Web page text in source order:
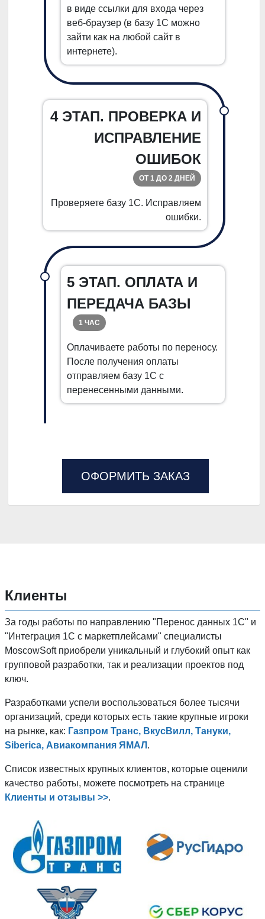
в виде ссылки для входа через
веб-браузер (в базу 1С можно
зайти как на любой сайт в
интернете).
4 ЭТАП. ПРОВЕРКА И
ИСПРАВЛЕНИЕ
ОШИБОК
ОТ 1 ДО 2 ДНЕЙ
Проверяете базу 1С. Исправляем
ошибки.
5 ЭТАП. ОПЛАТА И
ПЕРЕДАЧА БАЗЫ
1 ЧАС
Оплачиваете работы по переносу.
После получения оплаты
отправляем базу 1С с
перенесенными данными.
ОФОРМИТЬ ЗАКАЗ
Клиенты
За годы работы по направлению "Перенос данных 1C" и
"Интеграция 1С с маркетплейсами" специалисты
MoscowSoft приобрели уникальный и глубокий опыт как
групповой разработки, так и реализации проектов под
ключ.
Разработками успели воспользоваться более тысячи
организаций, среди которых есть такие крупные игроки
на рынке, как: Газпром Транс, ВкусВилл, Тануки,
Siberica, Авиакомпания ЯМАЛ .
Список известных крупных клиентов, которые оценили
качество работы, можете посмотреть на странице
Клиенты и отзывы >>.